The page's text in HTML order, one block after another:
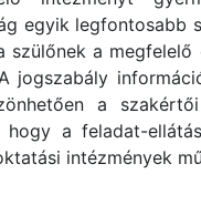
egyik legfontosabb
szülőnek a megfelelő
jogszabály
a
hogy a feladat-
intézmények